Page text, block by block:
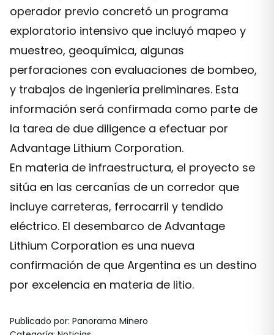
operador previo concretó un programa
exploratorio intensivo que incluyó mapeo y
muestreo, geoquímica, algunas
perforaciones con evaluaciones de bombeo,
y trabajos de ingeniería preliminares. Esta
información será confirmada como parte de
la tarea de due diligence a efectuar por
Advantage Lithium Corporation.
En materia de infraestructura, el proyecto se
sitúa en las cercanías de un corredor que
incluye carreteras, ferrocarril y tendido
eléctrico. El desembarco de Advantage
Lithium Corporation es una nueva
confirmación de que Argentina es un destino
por excelencia en materia de litio.
Publicado por: Panorama Minero